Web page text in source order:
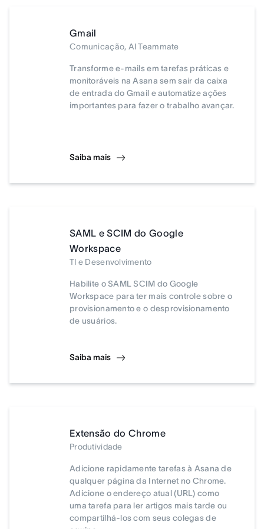
Gmail
Comunicação, AI Teammate
Transforme e-mails em tarefas práticas e
monitoráveis na Asana sem sair da caixa
de entrada do Gmail e automatize ações
importantes para fazer o trabalho avançar.
Saiba mais
SAML e SCIM do Google
Workspace
TI e Desenvolvimento
Habilite o SAML SCIM do Google
Workspace para ter mais controle sobre o
provisionamento e o desprovisionamento
de usuários.
Saiba mais
Extensão do Chrome
Produtividade
Adicione rapidamente tarefas à Asana de
qualquer página da Internet no Chrome.
Adicione o endereço atual (URL) como
uma tarefa para ler artigos mais tarde ou
compartilhá-los com seus colegas de